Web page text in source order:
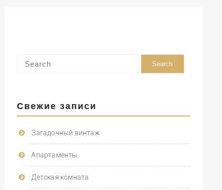
Свежие записи
Загадочный винтаж
Апартаменты
Детская комната